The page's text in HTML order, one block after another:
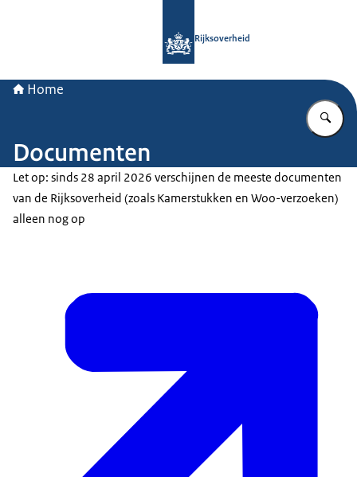
Rijksoverheid
Home
Documenten
Let op: sinds 28 april 2026 verschijnen de meeste documenten
van de Rijksoverheid (zoals Kamerstukken en Woo-verzoeken)
alleen nog op